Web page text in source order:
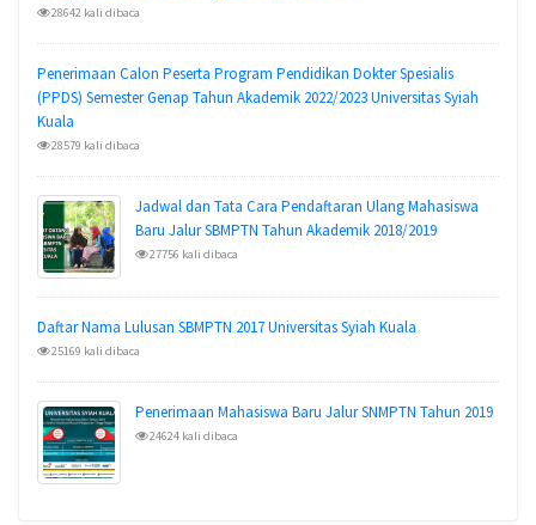
28642 kali dibaca
Penerimaan Calon Peserta Program Pendidikan Dokter Spesialis
(PPDS) Semester Genap Tahun Akademik 2022/2023 Universitas Syiah
Kuala
28579 kali dibaca
Jadwal dan Tata Cara Pendaftaran Ulang Mahasiswa
Baru Jalur SBMPTN Tahun Akademik 2018/2019
27756 kali dibaca
Daftar Nama Lulusan SBMPTN 2017 Universitas Syiah Kuala
25169 kali dibaca
Penerimaan Mahasiswa Baru Jalur SNMPTN Tahun 2019
24624 kali dibaca